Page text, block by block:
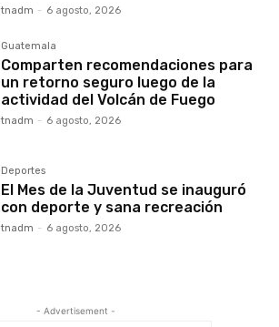
tnadm - 6 agosto, 2026
Guatemala
Comparten recomendaciones para
un retorno seguro luego de la
actividad del Volcán de Fuego
tnadm - 6 agosto, 2026
Deportes
El Mes de la Juventud se inauguró
con deporte y sana recreación
tnadm - 6 agosto, 2026
- Advertisement -